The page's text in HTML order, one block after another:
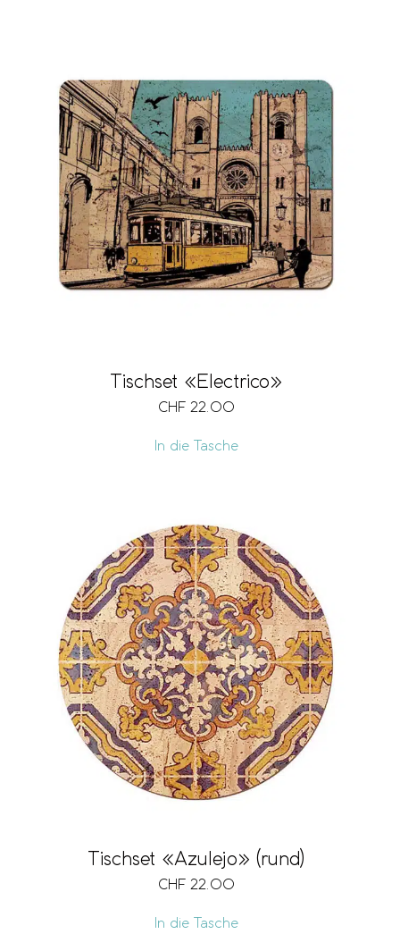
Tischset «Electrico»
CHF 22.00
In die Tasche
Tischset «Azulejo» (rund)
CHF 22.00
In die Tasche